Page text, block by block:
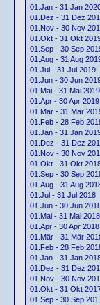
01.Jan - 31 Jan
01.Dez - 31 Dez
01.Nov - 30 Nov
01.Okt - 31 Okt
01.Sep - 30 Sep
01.Aug - 31 Aug
01.Jul - 31 Jul 2019
01.Jun - 30 Jun
01.Mai - 31 Mai 2019
01.Apr - 30 Apr 2019
01.Mär - 31 Mär
01.Feb - 28 Feb
01.Jan - 31 Jan
01.Dez - 31 Dez
01.Nov - 30 Nov
01.Okt - 31 Okt
01.Sep - 30 Sep
01.Aug - 31 Aug
01.Jul - 31 Jul 2018
01.Jun - 30 Jun
01.Mai - 31 Mai 2018
01.Apr - 30 Apr 2018
01.Mär - 31 Mär
01.Feb - 28 Feb
01.Jan - 31 Jan
01.Dez - 31 Dez
01.Nov - 30 Nov
01.Okt - 31 Okt
01.Sep - 30 Sep